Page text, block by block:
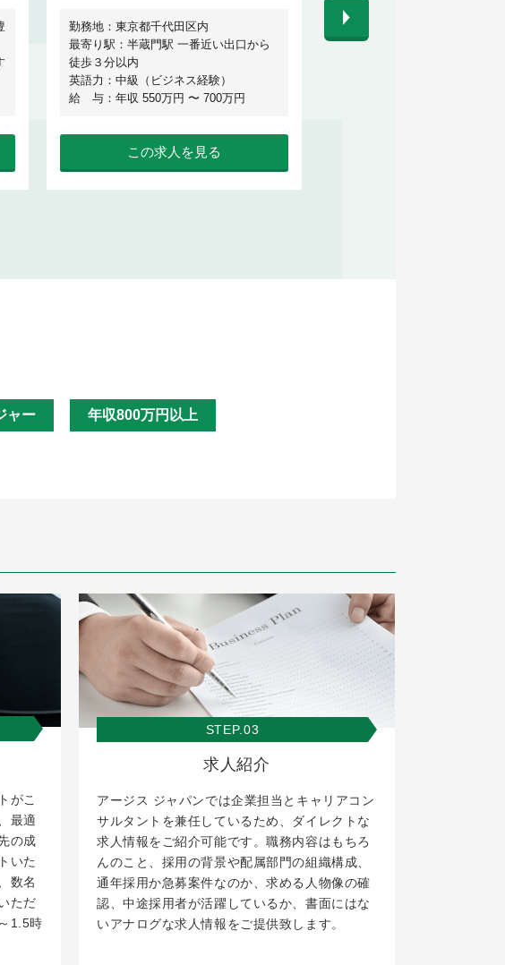
勤務地：東京都千代田区内
最寄り駅：半蔵門駅 一番近い出口から
徒歩３分以内
英語力：中級（ビジネス経験）
給 与：年収 550万円 〜 700万円
この求人を見る
勤務地：大阪府大阪市
英語力：不要
ャー 年収800万円以上
がこ
最適
の成
いた
数名
ただ
1.5時
STEP.03
求人紹介
アージス ジャパンでは企業担当とキャリアコン
サルタントを兼任しているため、ダイレクトな
求人情報をご紹介可能です。職務内容はもちろ
んのこと、採用の背景や配属部門の組織構成、
通年採用か急募案件なのか、求める人物像の確
認、中途採用者が活躍しているか、書面にはな
いアナログな求人情報をご提供致します。